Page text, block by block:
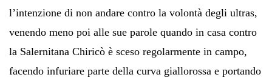
l’intenzione di non andare contro la volontà degli ultras,
venendo meno poi alle sue parole quando in casa contro
la Salernitana Chiricò è sceso regolarmente in campo,
facendo infuriare parte della curva giallorossa e portando